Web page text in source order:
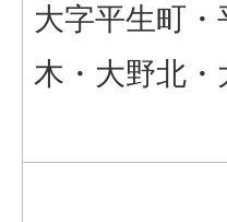
大字平生町
木・大野北・